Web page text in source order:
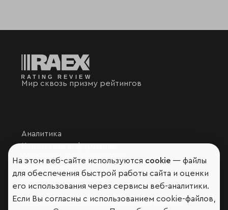
Мир сквозь призму рейтингов
Аналитика
Контактная информация
Подписаться на рассылку
Обратная связь
Мы в социальных сетях и мессенджерах
На этом веб-сайте используются cookie — файлы
для обеспечения быстрой работы сайта и оценки
его использования через сервисы веб-аналитики.
Если Вы согласны с использованием cookie-файлов,